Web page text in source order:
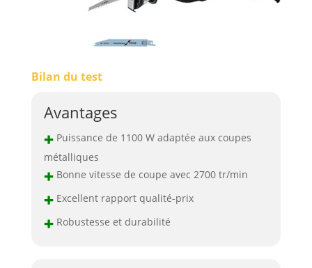
Bilan du test
Avantages
+Puissance de 1100 W adaptée aux coupes
métalliques
+Bonne vitesse de coupe avec 2700 tr/min
+Excellent rapport qualité-prix
+Robustesse et durabilité